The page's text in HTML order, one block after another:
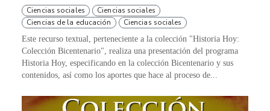
Ciencias sociales
Ciencias sociales
Ciencias de la educación
Ciencias sociales
Este recurso textual, perteneciente a la colección "Historia Hoy:
Colección Bicentenario", realiza una presentación del programa
Historia Hoy, especificando en la colección Bicentenario y sus
contenidos, así como los aportes que hace al proceso de...